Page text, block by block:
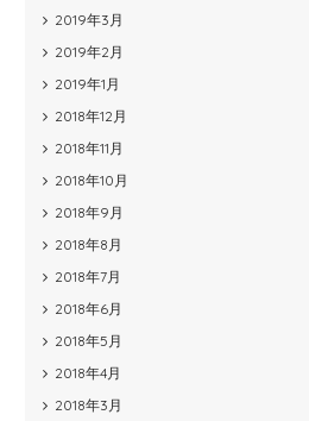
2019年3月
2019年2月
2019年1月
2018年12月
2018年11月
2018年10月
2018年9月
2018年8月
2018年7月
2018年6月
2018年5月
2018年4月
2018年3月